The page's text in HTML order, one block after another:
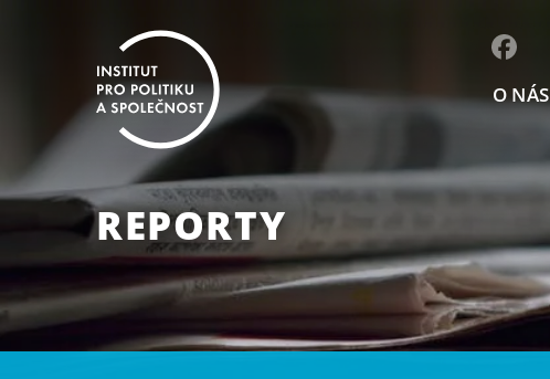
O NÁS
REPORTY